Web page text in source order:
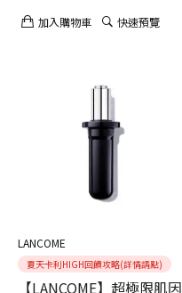
加入購物車 快速預覽
LANCOME
夏天卡利HIGH回饋攻略(詳情請點)
【LANCOME】超極限肌因